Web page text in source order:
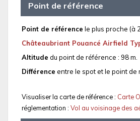
Point de référence
Point de référence le plus proche (à
Châteaubriant Pouancé Airfield
Altitude du point de référence : 98 m.
Différence entre le spot et le point de
Visualiser la carte de référence : Carte
réglementation : Vol au voisinage des